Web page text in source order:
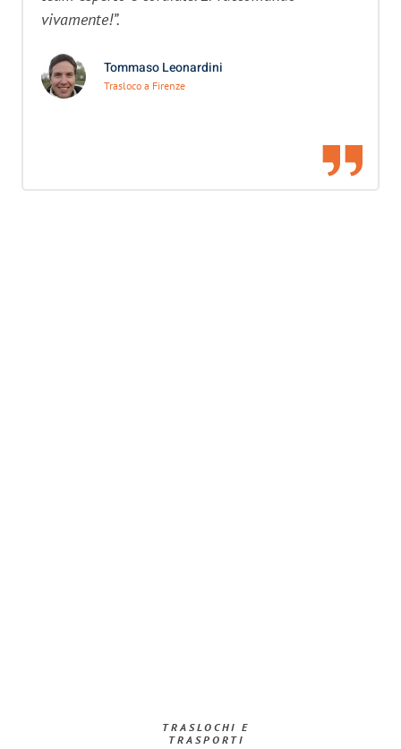
vivamente!”.
Tommaso Leonardini
Trasloco a Firenze
TRASLOCHI E
TRASPORTI​